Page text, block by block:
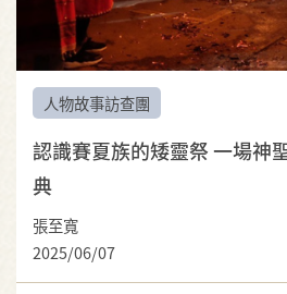
人物故事訪查團
認識賽夏族的矮靈祭 一場神
典
張至寬
2025/06/07